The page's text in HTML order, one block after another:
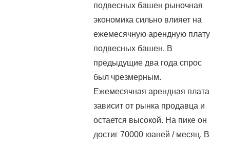
подвесных башен рыночная
экономика сильно влияет на
ежемесячную арендную плату
подвесных башен. В
предыдущие два года спрос
был чрезмерным.
Ежемесячная арендная плата
зависит от рынка продавца и
остается высокой. На пике он
достиг 70000 юаней / месяц. В